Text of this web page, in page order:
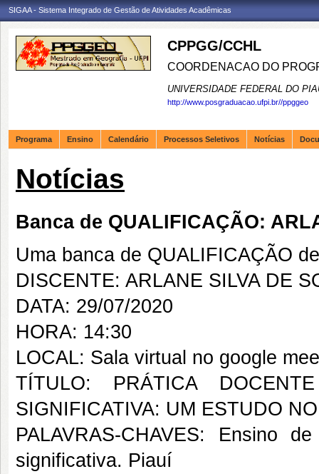
SIGAA - Sistema Integrado de Gestão de Atividades Acadêmicas
CPPGG/CCHL
COORDENACAO DO
UNIVERSIDADE FEDERAL DO
http://www.posgraduacao.ufpi.br//ppggeo
Programa Ensino Calendário Processos Seletivos Notícias
Notícias
Banca de QUALIFICAÇÃO:
Uma banca de QUALIFICAÇÃO
DISCENTE: ARLANE SILVA DE
DATA: 29/07/2020
HORA: 14:30
LOCAL: Sala virtual no google
TÍTULO: PRÁTICA
SIGNIFICATIVA: UM ESTUDO
PALAVRAS-CHAVES: Ensino
significativa. Piauí